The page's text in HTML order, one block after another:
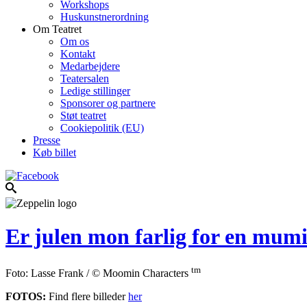
Workshops
Huskunstnerordning
Om Teatret
Om os
Kontakt
Medarbejdere
Teatersalen
Ledige stillinger
Sponsorer og partnere
Støt teatret
Cookiepolitik (EU)
Presse
Køb billet
Er julen mon farlig for en
Foto: Lasse Frank / © Moomin Characters tm
FOTOS: Find flere billederher